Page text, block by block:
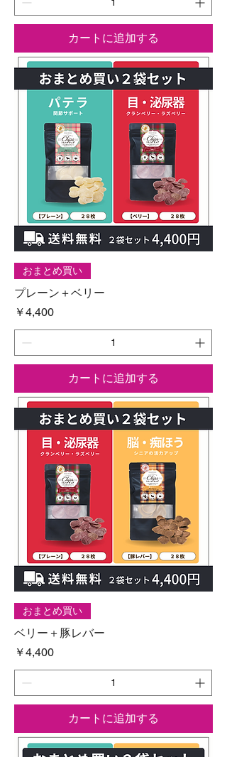
カートに追加する
おまとめ買い
プレーン＋ベリー
価格
￥4,400
カートに追加する
おまとめ買い
ベリー＋豚レバー
価格
￥4,400
カートに追加する